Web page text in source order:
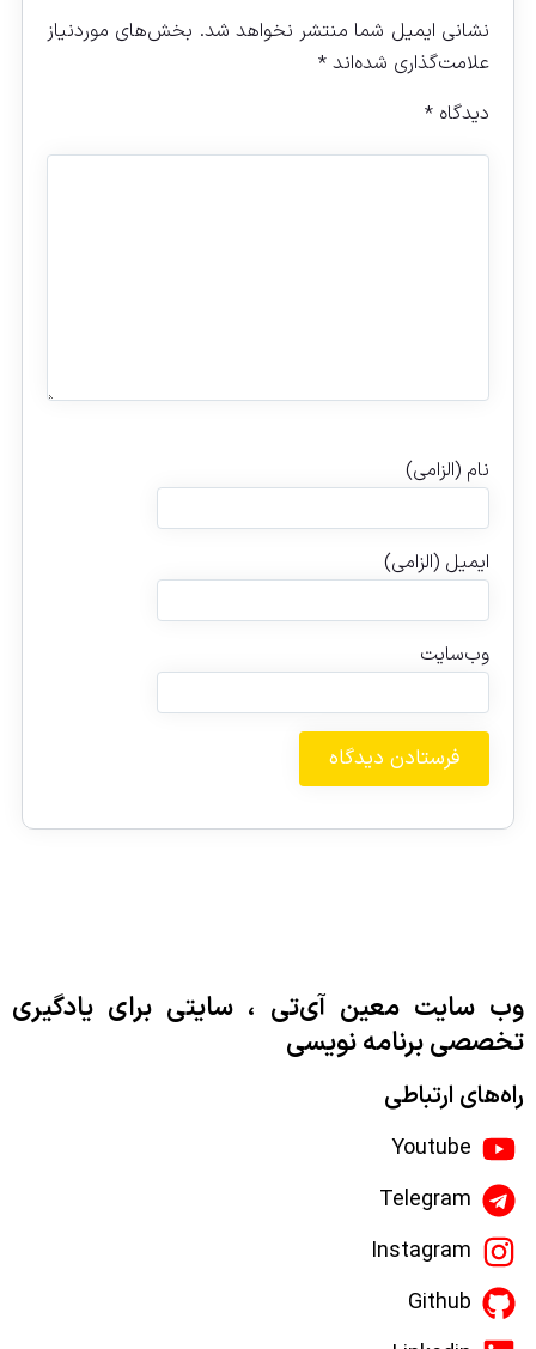
نشانی ایمیل شما منتشر نخواهد شد. بخش‌های موردنیاز
علامت‌گذاری شده‌اند *
دیدگاه *
نام (الزامی)
ایمیل (الزامی)
وب‌سایت
وب سایت معین آی‌تی ، سایتی برای یادگیری
تخصصی برنامه نویسی
راه‌های ارتباطی
Youtube
Telegram
Instagram
Github